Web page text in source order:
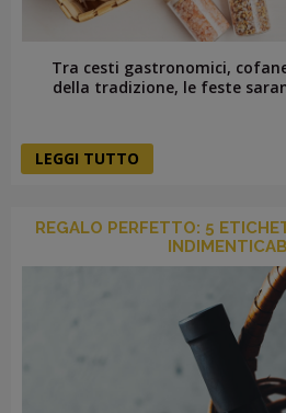
Tra cesti gastronomici,
della tradizione, le feste
LEGGI TUTTO
REGALO PERFETTO: 5